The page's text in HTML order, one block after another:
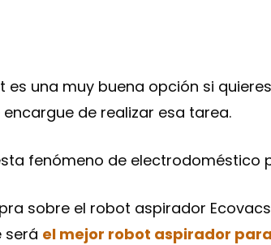
es una muy buena opción si
de realizar esa tarea.
fenómeno de electrodoméstico
sobre el robot aspirador
será el mejor robot aspirador